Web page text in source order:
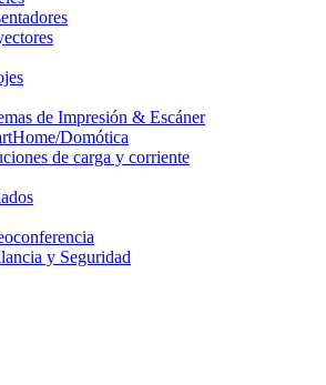
de Impresión & Escáner
Domótica
de carga y corriente
y Seguridad